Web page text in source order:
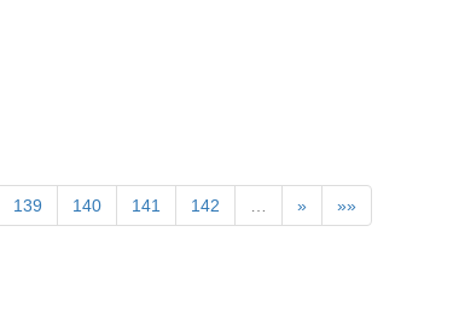
139 140 141 142 … » »»